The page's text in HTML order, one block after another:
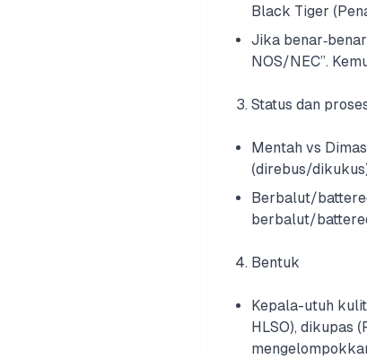
Black Tiger
Jika
NOS/NEC”.
Status dan
Mentah vs
(direbus/
Berbalut/
berbalut/
Bentuk
Kepala-utuh
HLSO), dikupas